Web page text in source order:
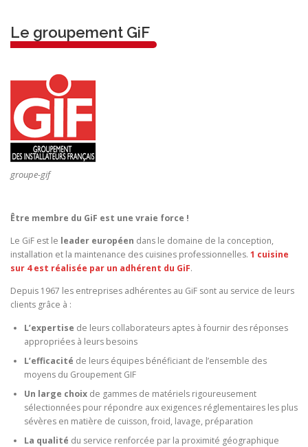
Le groupement GiF
groupe-gif
Être membre du GiF est une vraie force !
Le GiF est le leader européen dans le domaine de la conception,
installation et la maintenance des cuisines professionnelles. 1 cuisine
sur 4 est réalisée par un adhérent du GiF.
Depuis 1967 les entreprises adhérentes au GiF sont au service de leurs
clients grâce à :
L’expertise de leurs collaborateurs aptes à fournir des réponses
appropriées à leurs besoins
L’efficacité de leurs équipes bénéficiant de l’ensemble des
moyens du Groupement GIF
Un large choix de gammes de matériels rigoureusement
sélectionnées pour répondre aux exigences réglementaires les plus
sévères en matière de cuisson, froid, lavage, préparation
La qualité du service renforcée par la proximité géographique